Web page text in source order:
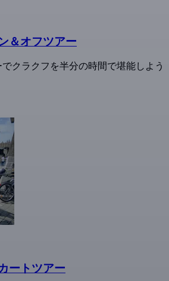
＆オフツアー
クラクフを半分の時間で堪能しよう
ートツアー